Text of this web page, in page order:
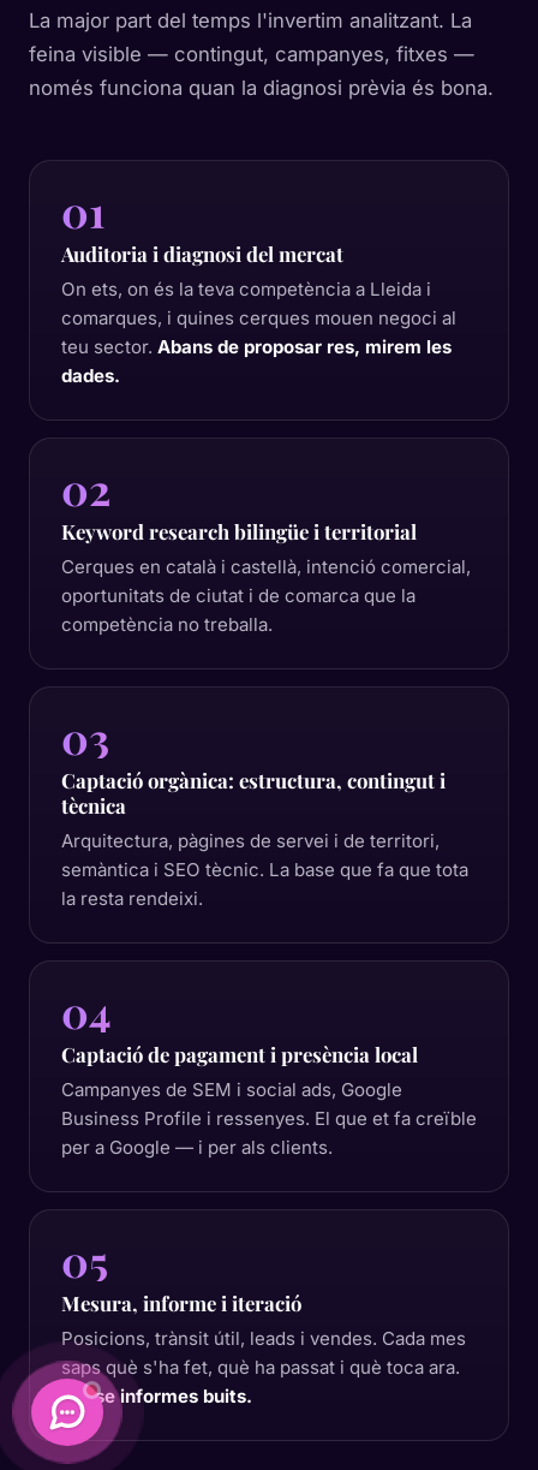
La major part del temps l'invertim analitzant. La
feina visible — contingut, campanyes, fitxes —
només funciona quan la diagnosi prèvia és bona.
01
Auditoria i diagnosi del mercat
On ets, on és la teva competència a Lleida i
comarques, i quines cerques mouen negoci al
teu sector. Abans de proposar res, mirem les
dades.
02
Keyword research bilingüe i territorial
Cerques en català i castellà, intenció comercial,
oportunitats de ciutat i de comarca que la
competència no treballa.
03
Captació orgànica: estructura, contingut i
tècnica
Arquitectura, pàgines de servei i de territori,
semàntica i SEO tècnic. La base que fa que tota
la resta rendeixi.
04
Captació de pagament i presència local
Campanyes de SEM i social ads, Google
Business Profile i ressenyes. El que et fa creïble
per a Google — i per als clients.
05
Mesura, informe i iteració
Posicions, trànsit útil, leads i vendes. Cada mes
saps què s'ha fet, què ha passat i què toca ara.
Sense informes buits.